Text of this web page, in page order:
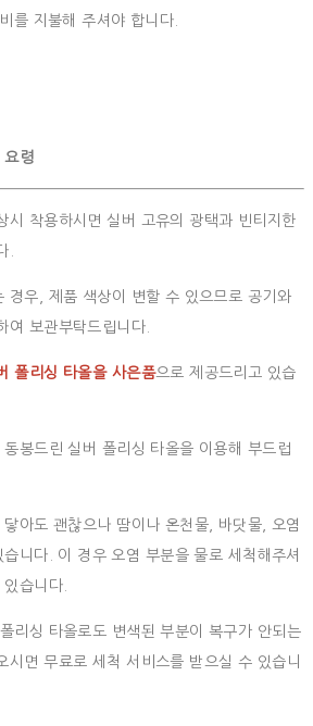
를 지불해 주셔야 합니다.
요령
시 착용하시면 실버 고유의 광택과 빈티지한
.
경우, 제품 색상이 변할 수 있으므로 공기와
여 보관부탁드립니다.
폴리싱 타올을 사은품으로 제공드리고 있습
봉드린 실버 폴리싱 타올을 이용해 부드럽
아도 괜찮으나 땀이나 온천물, 바닷물, 오염
니다. 이 경우 오염 부분을 물로 세척해주셔
습니다.
리싱 타올로도 변색된 부분이 복구가 안되는
시면 무료로 세척 서비스를 받으실 수 있습니